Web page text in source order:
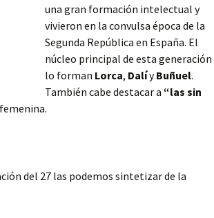
una gran formación intelectual y
vivieron en la convulsa época de la
Segunda República en España. El
núcleo principal de esta generación
lo forman Lorca, DalíyBuñuel.
También cabe destacar a “las sin
femenina.
del 27 las podemos sintetizar de la